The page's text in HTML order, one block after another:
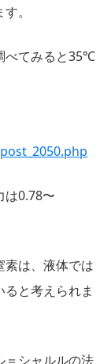
。
べてみると35℃
は0.78〜
素は、液体では
と考えられま
＝シャルルの法